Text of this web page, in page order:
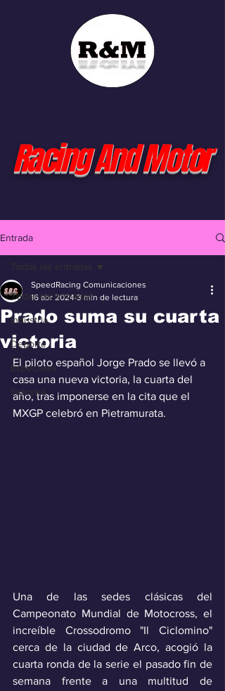
Racing And Motor
Entrada
Todas las entradas
Industria
Deporte
Especiales
Industra
Todas las entradas
Prado suma su cuarta
victoria
SpeedRacing Comunicaciones
16 abr 2024 3 min de lectura
El piloto español Jorge Prado se llevó a
casa una nueva victoria, la cuarta del
año, tras imponerse en la cita que el
MXGP celebró en Pietramurata.
Una de las sedes clásicas del
Campeonato Mundial de Motocross, el
increíble Crossodromo "Il Ciclomino"
cerca de la ciudad de Arco, acogió la
cuarta ronda de la serie el pasado fin de
semana frente a una multitud de